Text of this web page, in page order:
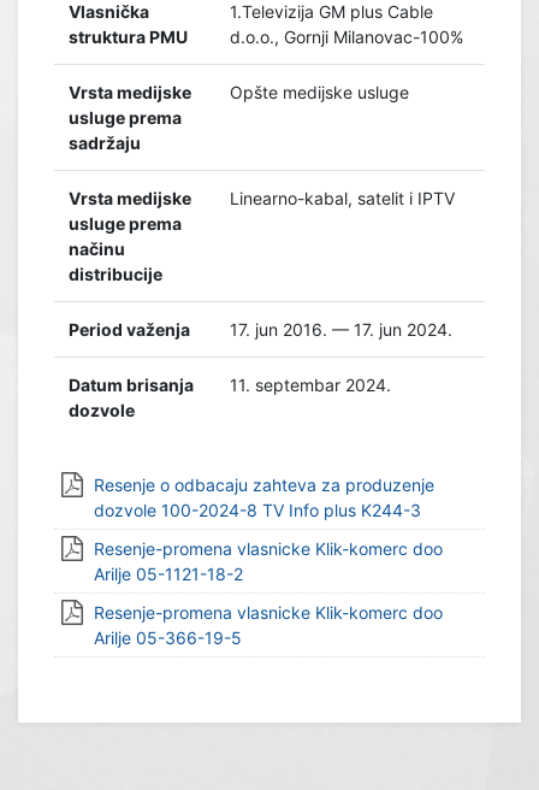
Vlasnička
struktura PMU
1.Televizija GM plus Cable
d.o.o., Gornji Milanovac-100%
Vrsta medijske
usluge prema
sadržaju
Opšte medijske usluge
Vrsta medijske
usluge prema
načinu
distribucije
Linearno-kabal, satelit i IPTV
Period važenja 17. jun 2016. — 17. jun 2024.
Datum brisanja
dozvole
11. septembar 2024.
Resenje o odbacaju zahteva za produzenje
dozvole 100-2024-8 TV Info plus K244-3
Resenje-promena vlasnicke Klik-komerc doo
Arilje 05-1121-18-2
Resenje-promena vlasnicke Klik-komerc doo
Arilje 05-366-19-5